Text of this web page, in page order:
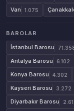
Van 1.075
BAROLAR
İstanbul Barosu
Antalya Barosu 6.102
Konya Barosu 4.302
Kayseri Barosu 3.272
Diyarbakır Barosu